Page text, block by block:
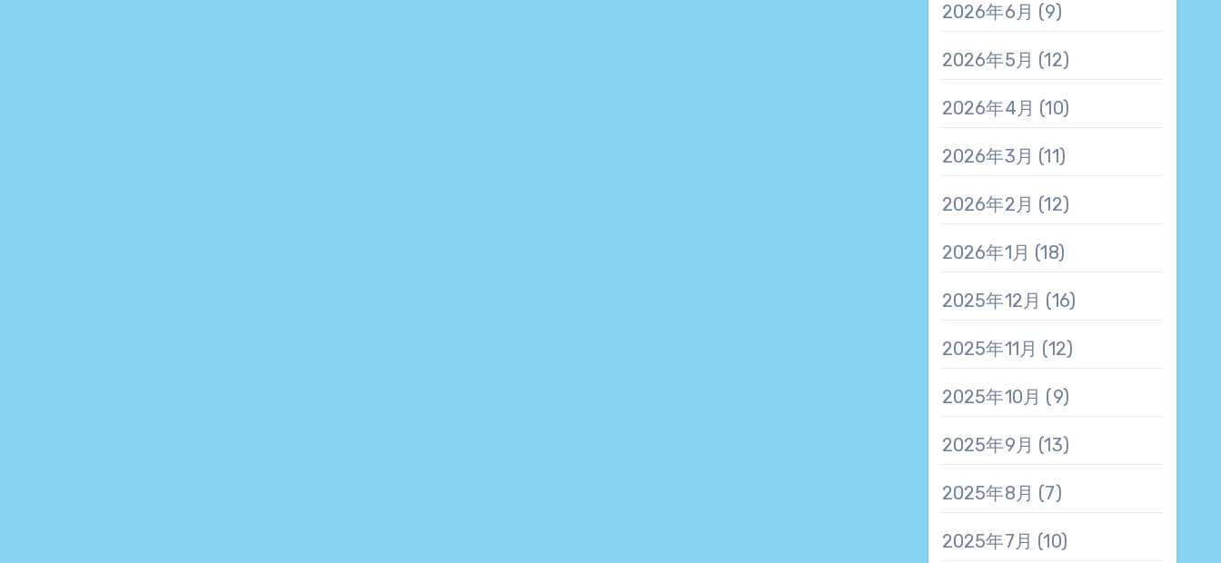
2026年6月 (9)
2026年5月 (12)
2026年4月 (10)
2026年3月 (11)
2026年2月 (12)
2026年1月 (18)
2025年12月 (16)
2025年11月 (12)
2025年10月 (9)
2025年9月 (13)
2025年8月 (7)
2025年7月 (10)